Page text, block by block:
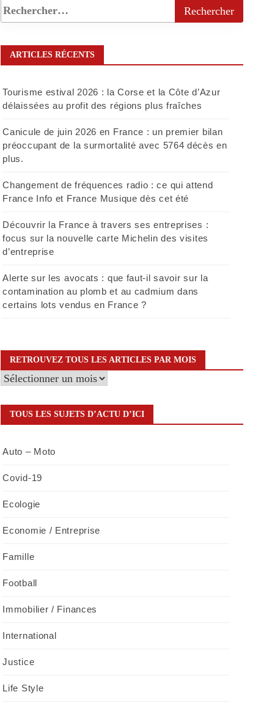
ARTICLES RÉCENTS
Tourisme estival 2026 : la Corse et la Côte d’Azur
délaissées au profit des régions plus fraîches
Canicule de juin 2026 en France : un premier bilan
préoccupant de la surmortalité avec 5764 décès en
plus.
Changement de fréquences radio : ce qui attend
France Info et France Musique dès cet été
Découvrir la France à travers ses entreprises :
focus sur la nouvelle carte Michelin des visites
d’entreprise
Alerte sur les avocats : que faut-il savoir sur la
contamination au plomb et au cadmium dans
certains lots vendus en France ?
RETROUVEZ TOUS LES ARTICLES PAR MOIS
Retrouvez
les
articles
TOUS LES SUJETS D’ACTU D’ICI
Auto – Moto
Covid-19
Ecologie
Economie / Entreprise
Famille
Football
Immobilier / Finances
International
Justice
Life Style